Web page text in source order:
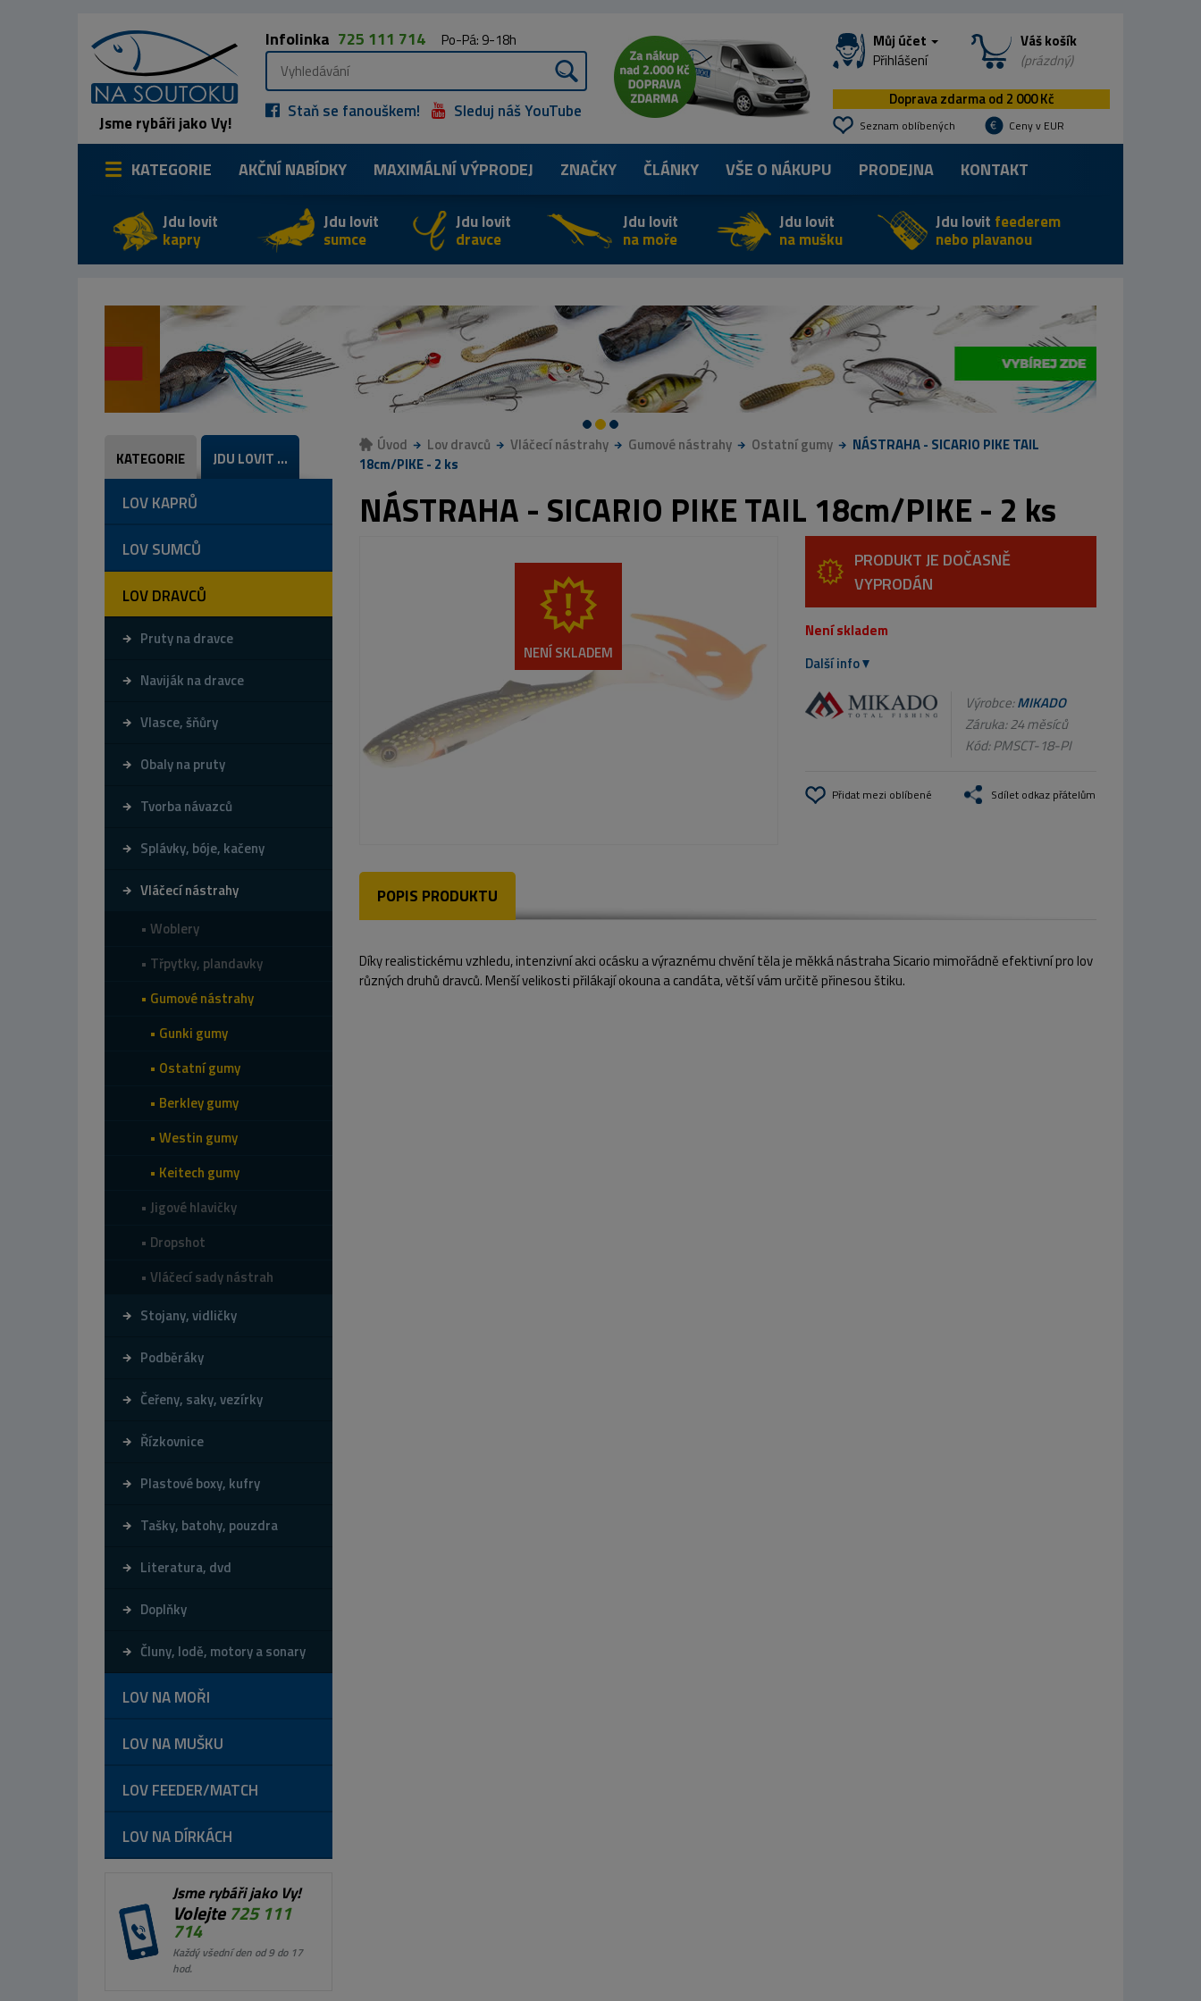
Jsme rybáři jako Vy!
Infolinka 725 111 714 Po-Pá: 9-18h
Staň se fanouškem! Sleduj náš YouTube
Můj účet
Přihlášení
Váš košík
(prázdný)
Doprava zdarma od 2 000 Kč
Seznam oblíbených Ceny v EUR
KATEGORIE AKČNÍ NABÍDKY MAXIMÁLNÍVÝPRODEJ ZNAČKY ČLÁNKY VŠE O NÁKUPU PRODEJNA KONTAKT
Jdu lovit
kapry
Jdu lovit
sumce
Jdu lovit
dravce
Jdu lovit
na moře
Jdu lovit
na mušku
Jdu lovit feederem
nebo plavanou
KATEGORIE JDU LOVIT ...
LOV KAPRŮ
LOV SUMCŮ
LOV DRAVCŮ
Pruty na dravce
Naviják na dravce
Vlasce, šňůry
Obaly na pruty
Tvorba návazců
Splávky, bóje, kačeny
Vláčecí nástrahy
Woblery
Třpytky, plandavky
Gumové nástrahy
Gunki gumy
Ostatní gumy
Berkley gumy
Westin gumy
Keitech gumy
Jigové hlavičky
Dropshot
Vláčecí sady nástrah
Stojany, vidličky
Podběráky
Čeřeny, saky, vezírky
Řízkovnice
Plastové boxy, kufry
Tašky, batohy, pouzdra
Literatura, dvd
Doplňky
Čluny, lodě, motory a sonary
LOV NA MOŘI
LOV NA MUŠKU
LOV FEEDER/MATCH
LOV NA DÍRKÁCH
Jsme rybáři jako Vy!
Volejte725 111
714
Každý všední den od 9 do 17
hod.
Úvod Lov dravců Vláčecí nástrahy Gumové nástrahy Ostatní gumy
NÁSTRAHA - SICARIO PIKE TAIL
18cm/PIKE - 2 ks
NÁSTRAHA - SICARIO PIKE TAIL 18cm/PIKE - 2 ks
NENÍ SKLADEM
PRODUKT JE DOČASNĚ
VYPRODÁN
Není skladem
Další info
Výrobce:MIKADO
Záruka: 24 měsíců
Kód:PMSCT-18-PI
Přidat mezi oblíbené Sdílet odkaz přátelům
POPIS PRODUKTU
Díky realistickému vzhledu, intenzivní akci ocásku a výraznému chvění těla je měkká nástraha Sicario mimořádně efektivní pro lov
různých druhů dravců. Menší velikosti přilákají okouna a candáta, větší vám určitě přinesou štiku.